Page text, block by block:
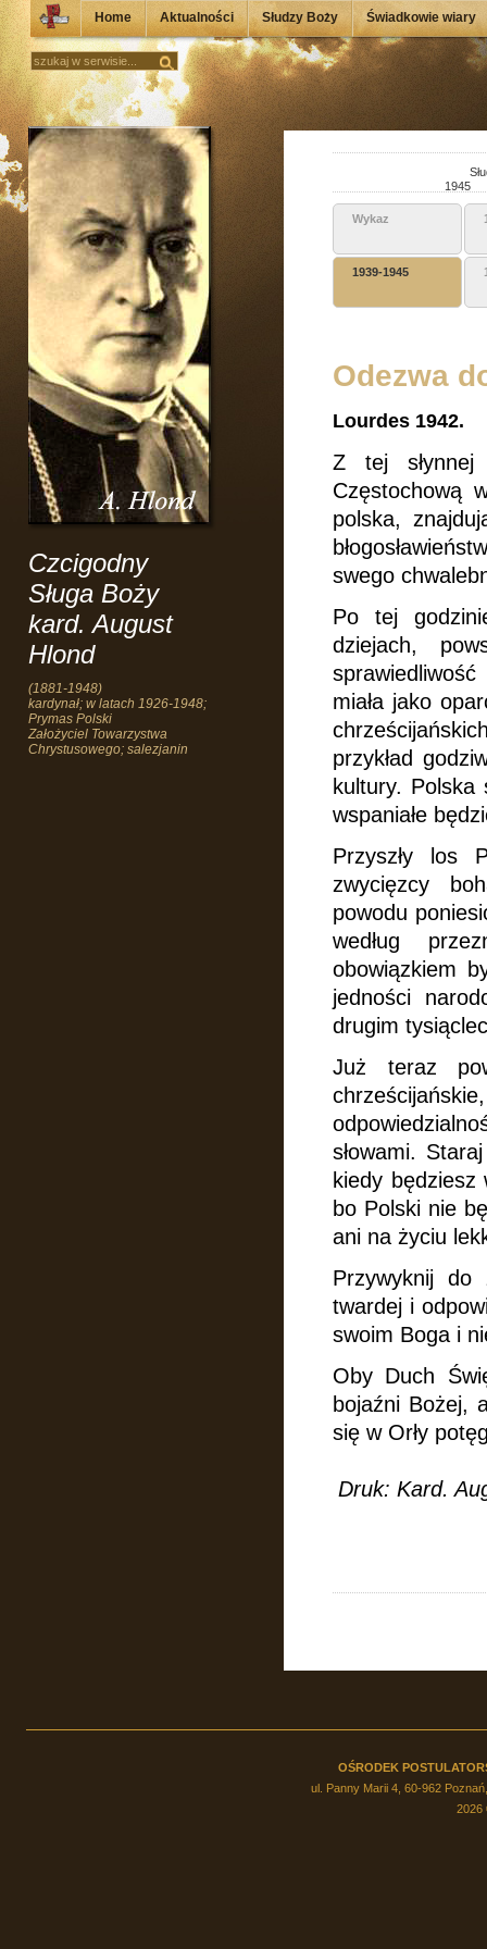
Home Aktualności Słudzy Boży Świadkowie wiary
Czcigodny
Sługa Boży
kard. August
Hlond
(1881-1948)
kardynał; w latach 1926-1948;
Prymas Polski
Założyciel Towarzystwa
Chrystusowego; salezjanin
1945
Wykaz
1939-1945
Odezwa
Lourdes 1942.
Z tej słynnej
Częstochową
polska,
swego
Po tej
dziejach,
miała jako
przykład
kultury. Polska
wspaniałe
Przyszły los
zwycięzcy
powodu
według
obowiązkiem
jedności
drugim
Już teraz
słowami.
kiedy będziesz
bo Polski nie
ani na życiu
Przywyknij
twardej i
swoim Boga i
Oby Duch
bojaźni Bożej,
się w Orły
Druk: Kard.
OŚRODEK
ul. Panny Marii 4, 60-962
2026